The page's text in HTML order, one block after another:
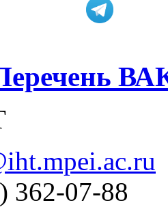
362-07-88